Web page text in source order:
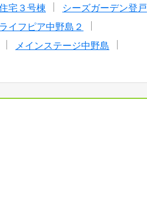
宅３号棟
シーズガーデン登戸
ライフピア中野島２
メインステージ中野島